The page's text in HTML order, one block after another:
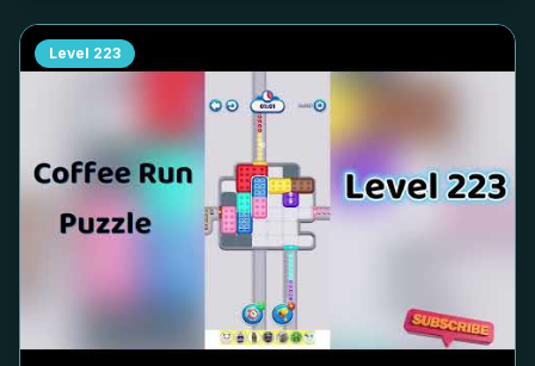
Level 223